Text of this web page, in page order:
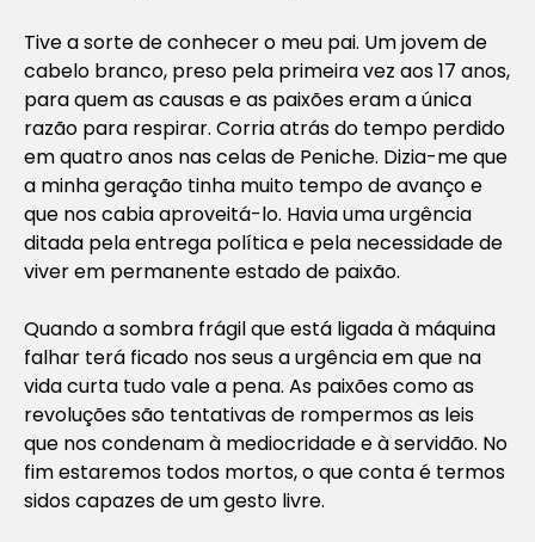
Tive a sorte de conhecer o meu pai. Um jovem de
cabelo branco, preso pela primeira vez aos 17 anos,
para quem as causas e as paixões eram a única
razão para respirar. Corria atrás do tempo perdido
em quatro anos nas celas de Peniche. Dizia-me que
a minha geração tinha muito tempo de avanço e
que nos cabia aproveitá-lo. Havia uma urgência
ditada pela entrega política e pela necessidade de
viver em permanente estado de paixão.
Quando a sombra frágil que está ligada à máquina
falhar terá ficado nos seus a urgência em que na
vida curta tudo vale a pena. As paixões como as
revoluções são tentativas de rompermos as leis
que nos condenam à mediocridade e à servidão. No
fim estaremos todos mortos, o que conta é termos
sidos capazes de um gesto livre.